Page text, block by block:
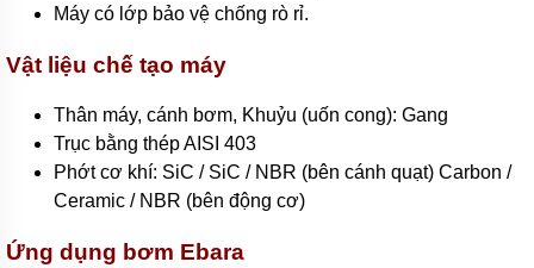
hơi
Máy
bơm
nóng
bơm
Máy
Máy có lớp bảo vệ chống rò rỉ.
Vật liệu chế tạo máy
Thân máy, cánh bơm, Khuỷu (uốn cong): Gang
Trục bằng thép AISI 403
Phớt cơ khí: SiC / SiC / NBR (bên cánh quạt) Carbon /
Ceramic / NBR (bên động cơ)
Ứng dụng bơm Ebara